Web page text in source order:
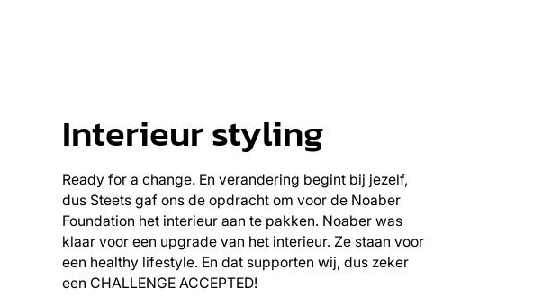
Interieur styling
Ready for a change. En verandering begint bij jezelf,
dus Steets gaf ons de opdracht om voor de Noaber
Foundation het interieur aan te pakken. Noaber was
klaar voor een upgrade van het interieur. Ze staan voor
een healthy lifestyle. En dat supporten wij, dus zeker
een CHALLENGE ACCEPTED!